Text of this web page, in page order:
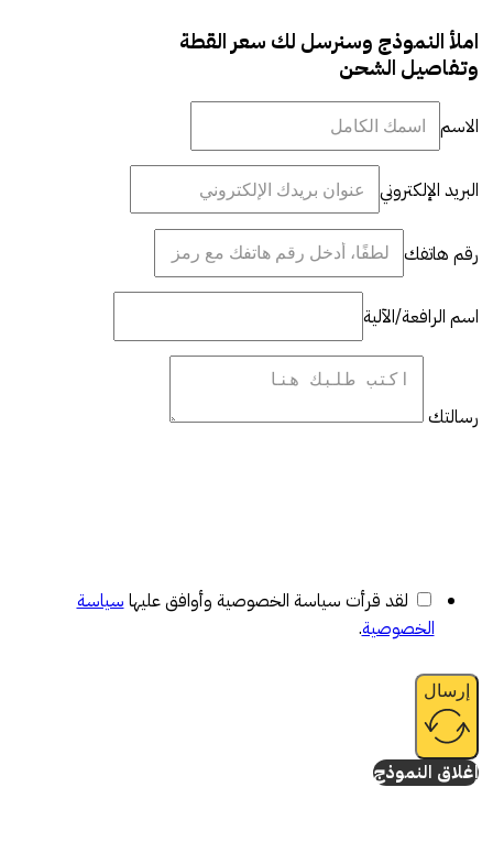
املأ النموذج وسنرسل لك سعر القطة
وتفاصيل الشحن
الاسم
البريد الإلكتروني
رقم هاتفك
اسم الرافعة/الآلية
رسالتك
لقد قرأت سياسة الخصوصية وأوافق عليها سياسة
الخصوصية.
إرسال
إغلاق النموذج